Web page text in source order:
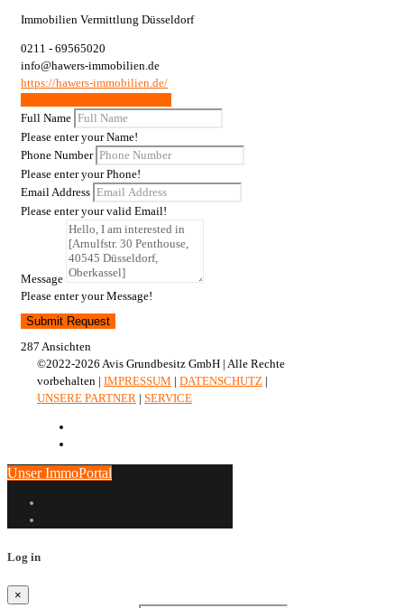
Immobilien Vermittlung Düsseldorf
0211 - 69565020
info@hawers-immobilien.de
https://hawers-immobilien.de/
Full Name
Please enter your Name!
Phone Number
Please enter your Phone!
Email Address
Please enter your valid Email!
Message
Please enter your Message!
Submit Request
287 Ansichten
©2022-2026 Avis Grundbesitz GmbH | Alle Rechte
vorbehalten | IMPRESSUM | DATENSCHUTZ |
UNSERE PARTNER | SERVICE
Unser ImmoPortal
Log in
×